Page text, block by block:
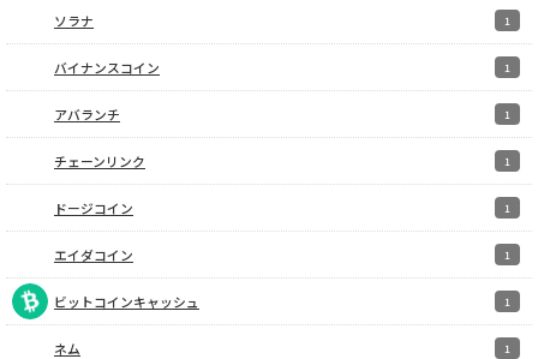
ソラナ 1
バイナンスコイン 1
アバランチ 1
チェーンリンク 1
ドージコイン 1
エイダコイン 1
ビットコインキャッシュ 1
ネム 1